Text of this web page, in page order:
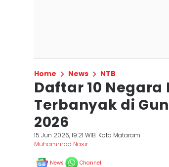
Home News NTB
Daftar 10 Negara
Terbanyak di
2026
15 Jun 2026, 19:21 WIB Kota Mataram
Muhammad Nasir
News Channel